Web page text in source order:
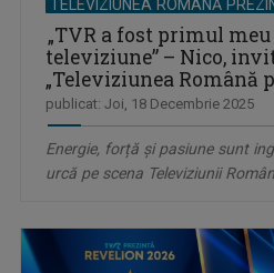
TELEVIZIUNEA ROMÂNĂ
„TVR a fost primul
televiziune” – Nico,
„Televiziunea Română
publicat: Joi, 18 Decembrie 2025
Energie, forță și pasiune sunt
urcă pe scena Televiziunii